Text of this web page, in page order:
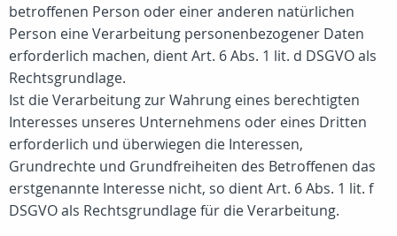
betroffenen Person oder einer anderen natürlichen
Person eine Verarbeitung personenbezogener Daten
erforderlich machen, dient Art. 6 Abs. 1 lit. d DSGVO als
Rechtsgrundlage.
Ist die Verarbeitung zur Wahrung eines berechtigten
Interesses unseres Unternehmens oder eines Dritten
erforderlich und überwiegen die Interessen,
Grundrechte und Grundfreiheiten des Betroffenen das
erstgenannte Interesse nicht, so dient Art. 6 Abs. 1 lit. f
DSGVO als Rechtsgrundlage für die Verarbeitung.